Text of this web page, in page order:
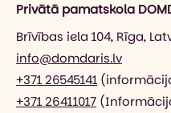
Privātā pamatskola
Brīvības iela 104, Rīga,
info@domdaris.lv
+371 26545141
+371 26411017